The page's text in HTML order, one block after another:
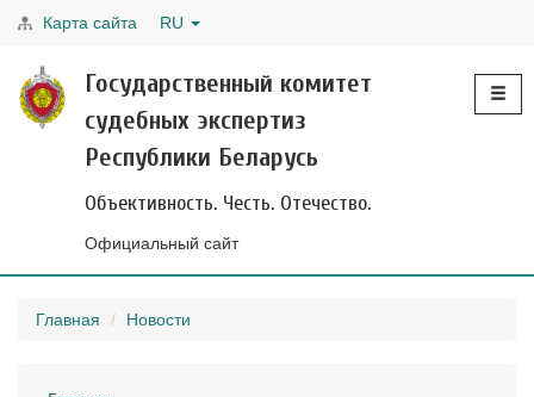
Карта сайта RU
Государственный комитет
судебных экспертиз
Республики Беларусь
Объективность. Честь. Отечество.
Официальный сайт
Главная Новости